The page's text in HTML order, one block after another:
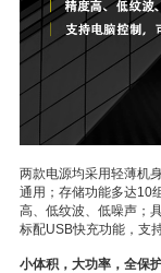
两款电源均采用轻薄机
通用；存储功能多达10
高、低纹波、低噪声；
标配USB快充功能，支
小体积，大功率，全保